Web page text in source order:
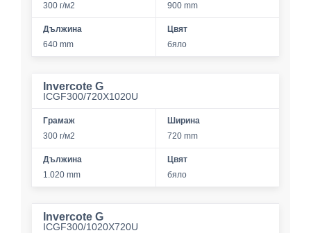
300 г/м2
900 mm
Дължина
640 mm
Цвят
бяло
Invercote G
ICGF300/720X1020U
Грамаж
300 г/м2
Ширина
720 mm
Дължина
1.020 mm
Цвят
бяло
Invercote G
ICGF300/1020X720U